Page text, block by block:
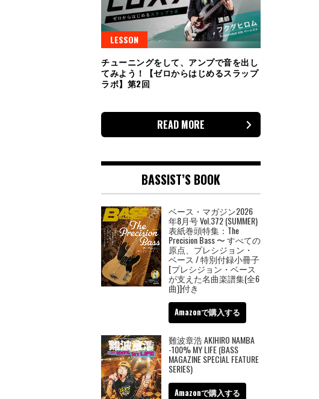
LESSON
チューニングをして、アンプで音を出し
てみよう！【ゼロからはじめるスラップ
ラボ】第2回
READ MORE
BASSIST’S BOOK
ベース・マガジン2026
年8月号 Vol.372 (SUMMER)
表紙巻頭特集：The
Precision Bass 〜 すべての
原点、プレシジョン・
ベース / 特別付録小冊子
[プレシジョン・ベース
が支えた名曲楽譜集(全6
曲)]付き
Amazonで購入する
難波章浩 AKIHIRO NAMBA
-100% MY LIFE (BASS
MAGAZINE SPECIAL FEATURE
SERIES)
Amazonで購入する